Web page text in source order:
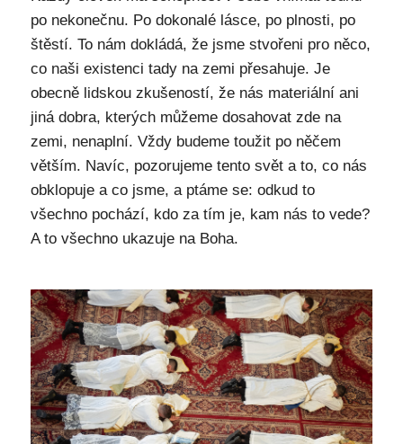
po nekonečnu. Po dokonalé lásce, po plnosti, po
štěstí. To nám dokládá, že jsme stvořeni pro něco,
co naši existenci tady na zemi přesahuje. Je
obecně lidskou zkušeností, že nás materiální ani
jiná dobra, kterých můžeme dosahovat zde na
zemi, nenaplní. Vždy budeme toužit po něčem
větším. Navíc, pozorujeme tento svět a to, co nás
obklopuje a co jsme, a ptáme se: odkud to
všechno pochází, kdo za tím je, kam nás to vede?
A to všechno ukazuje na Boha.